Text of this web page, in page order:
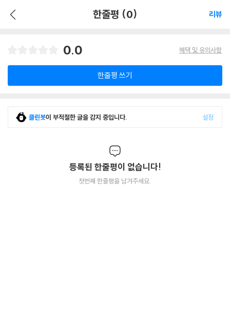
한줄평 (0) 리뷰
0.0 혜택 및 유의사항
한줄평 쓰기
클린봇이 부적절한 글을 감지 중입니다. 설정
등록된 한줄평이 없습니다!
첫번째 한줄평을 남겨주세요.